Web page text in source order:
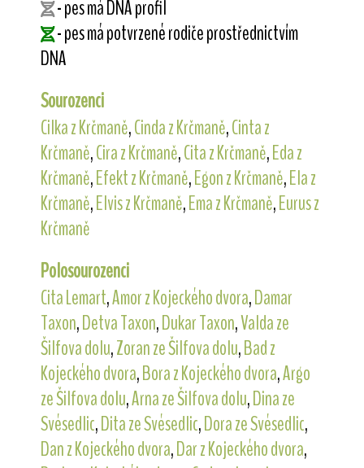
- pes má DNA profil
- pes má potvrzené rodiče prostřednictvím
DNA
Sourozenci
Cilka z Krčmaně,Cinda z Krčmaně,Cinta z
Krčmaně,Cira z Krčmaně,Cita z Krčmaně,Eda z
Krčmaně,Efekt z Krčmaně,Egon z Krčmaně,Ela z
Krčmaně,Elvis z Krčmaně,Ema z Krčmaně,Eurus z
Krčmaně
Polosourozenci
Cita Lemart,Amor z Kojeckého dvora,Damar
Taxon,Detva Taxon,Dukar Taxon,Valda ze
Šilfova dolu,Zoran ze Šilfova dolu,Bad z
Kojeckého dvora,Bora z Kojeckého dvora,Argo
ze Šilfova dolu,Arna ze Šilfova dolu,Dina ze
Svésedlic,Dita ze Svésedlic,Dora ze Svésedlic,
Dan z Kojeckého dvora,Dar z Kojeckého dvora,